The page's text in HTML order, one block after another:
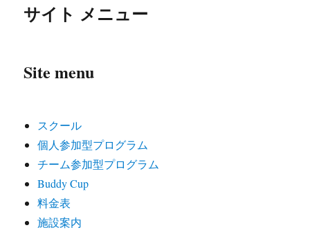
サイト メニュー
Site menu
スクール
個人参加型プログラム
チーム参加型プログラム
Buddy Cup
料金表
施設案内